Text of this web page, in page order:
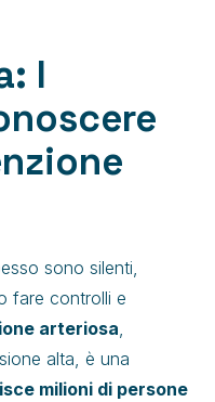
I
sono silenti,
fare controlli e
arteriosa,
alta, è una
milioni di persone